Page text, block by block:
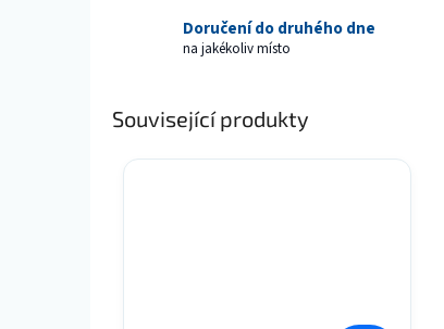
Doručení do druhého dne
na jakékoliv místo
Související produkty